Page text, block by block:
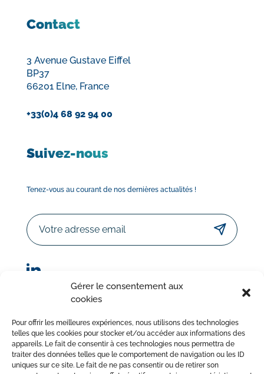
Gérer le consentement aux
cookies
Pour offrir les meilleures expériences, nous utilisons des technologies
telles que les cookies pour stocker et/ou accéder aux informations des
appareils. Le fait de consentir à ces technologies nous permettra de
traiter des données telles que le comportement de navigation ou les ID
uniques sur ce site. Le fait de ne pas consentir ou de retirer son
Contact
3 Avenue Gustave Eiffel
BP37
66201 Elne, France
+33(0)4 68 92 94 00
Suivez-nous
Tenez-vous au courant de nos dernières actualités !
Email
© Sorodist 2023 – Tous droits réservés | Réalisation :
AttrapTemps|Mentions légales|Politique de confidentialité
|Conditions Générales de Vente